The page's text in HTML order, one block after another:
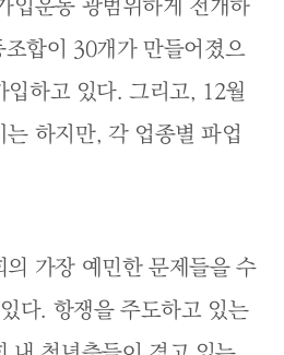
입운동 광범위하게 전개하
합이 30개가 만들어졌으
하고 있다. 그리고, 12월
하지만, 각 업종별 파업
의 가장 예민한 문제들을 수
다. 항쟁을 주도하고 있는